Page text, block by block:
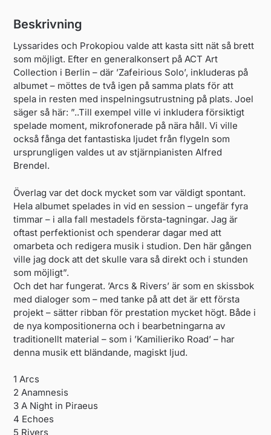
Beskrivning
Lyssarides och Prokopiou valde att kasta sitt nät så brett
som möjligt. Efter en generalkonsert på ACT Art
Collection i Berlin – där ’Zafeirious Solo’, inkluderas på
albumet – möttes de två igen på samma plats för att
spela in resten med inspelningsutrustning på plats. Joel
säger så här: ”..Till exempel ville vi inkludera försiktigt
spelade moment, mikrofonerade på nära håll. Vi ville
också fånga det fantastiska ljudet från flygeln som
ursprungligen valdes ut av stjärnpianisten Alfred
Brendel.
Överlag var det dock mycket som var väldigt spontant.
Hela albumet spelades in vid en session – ungefär fyra
timmar – i alla fall mestadels första-tagningar. Jag är
oftast perfektionist och spenderar dagar med att
omarbeta och redigera musik i studion. Den här gången
ville jag dock att det skulle vara så direkt och i stunden
som möjligt”.
Och det har fungerat. ’Arcs & Rivers’ är som en skissbok
med dialoger som – med tanke på att det är ett första
projekt – sätter ribban för prestation mycket högt. Både i
de nya kompositionerna och i bearbetningarna av
traditionellt material – som i ’Kamilieriko Road’ – har
denna musik ett bländande, magiskt ljud.
1 Arcs
2 Anamnesis
3 A Night in Piraeus
4 Echoes
5 Rivers